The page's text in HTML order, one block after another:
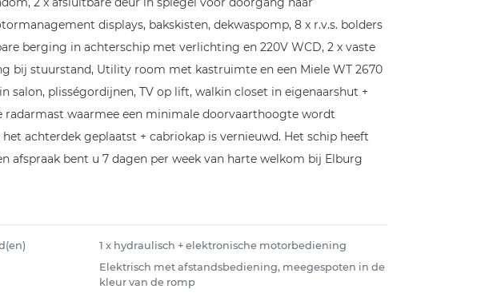
displays, bakskisten, dekwaspomp, 8 x r.v.s. bolders
berging in achterschip met verlichting en 220V WCD, 2 x vaste
bij stuurstand, Utility room met kastruimte en een Miele WT 2670
plisségordijnen, TV op lift, walkin closet in eigenaarshut +
waarmee een minimale doorvaarthoogte wordt
achterdek geplaatst + cabriokap is vernieuwd. Het schip heeft
afspraak bent u 7 dagen per week van harte welkom bij Elburg
1 x hydraulisch + elektronische motorbediening
Elektrisch met afstandsbediening, meegespoten in de
kleur van de romp